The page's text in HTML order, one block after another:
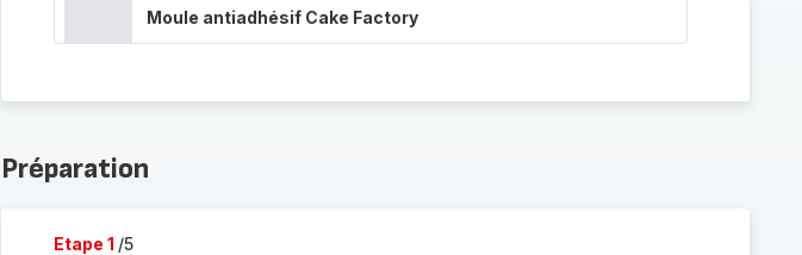
Moule antiadhésif Cake Factory
Préparation
Etape 1 /5